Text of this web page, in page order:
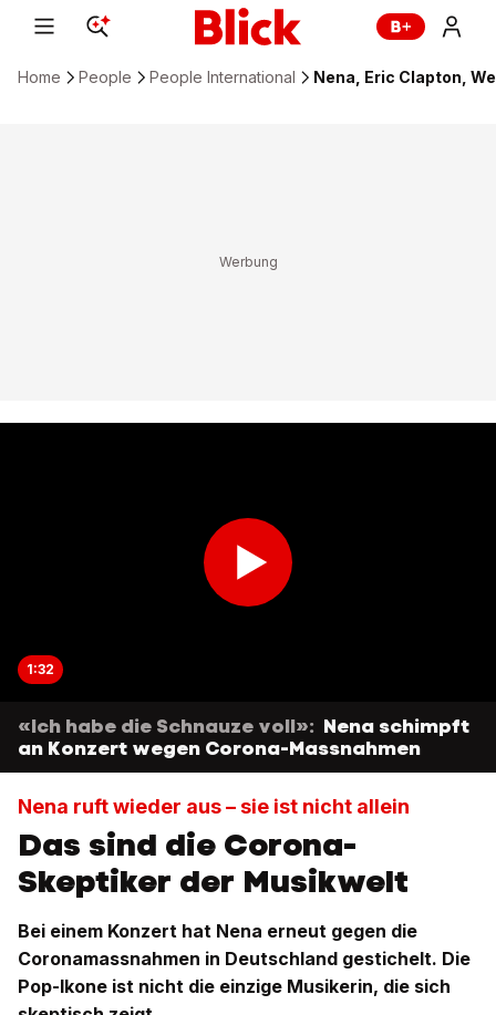
Home People People International Nena, Eric Clapton,
1:32
«Ich habe die Schnauze voll»: Nena schimpft
an Konzert wegen Corona-Massnahmen
Nena ruft wieder aus – sie ist nicht allein
Das sind die Corona-
Skeptiker der Musikwelt
Bei einem Konzert hat Nena erneut gegen die
Coronamassnahmen in Deutschland gestichelt. Die
Pop-Ikone ist nicht die einzige Musikerin, die sich